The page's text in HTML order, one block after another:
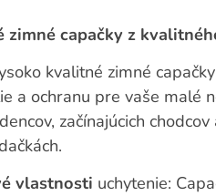
zimné capačky z
kvalitné zimné
a ochranu pre vaše malé
začínajúcich
vlastnosti uchytenie: